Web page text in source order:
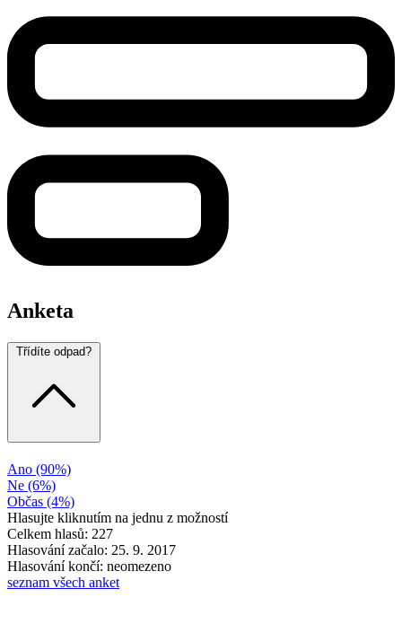
Anketa
Třídíte odpad?
Ano (90%)
Ne (6%)
Občas (4%)
Hlasujte kliknutím na jednu z možností
Celkem hlasů: 227
Hlasování začalo: 25. 9. 2017
Hlasování končí: neomezeno
seznam všech anket